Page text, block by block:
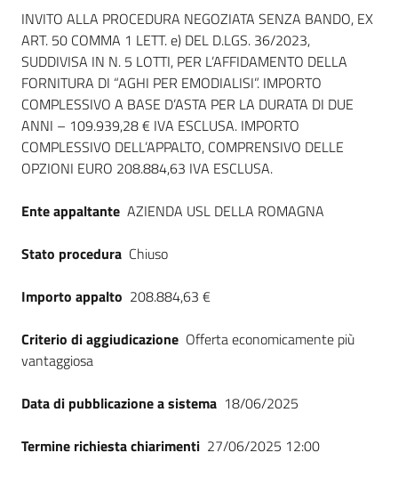
Piattaforme
telematiche
English
Seguici
su
Dati del bando
INVITO ALLA PROCEDURA NEGOZIATA SENZA BANDO, EX
ART. 50 COMMA 1 LETT. e) DEL D.LGS. 36/2023,
SUDDIVISA IN N. 5 LOTTI, PER L’AFFIDAMENTO DELLA
FORNITURA DI “AGHI PER EMODIALISI”. IMPORTO
COMPLESSIVO A BASE D’ASTA PER LA DURATA DI DUE
ANNI – 109.939,28 € IVA ESCLUSA. IMPORTO
COMPLESSIVO DELL’APPALTO, COMPRENSIVO DELLE
OPZIONI EURO 208.884,63 IVA ESCLUSA.
Ente appaltante AZIENDA USL DELLA ROMAGNA
Stato procedura Chiuso
Importo appalto 208.884,63 €
Criterio di aggiudicazione Offerta economicamente più
vantaggiosa
Data di pubblicazione a sistema 18/06/2025
Termine richiesta chiarimenti 27/06/2025 12:00